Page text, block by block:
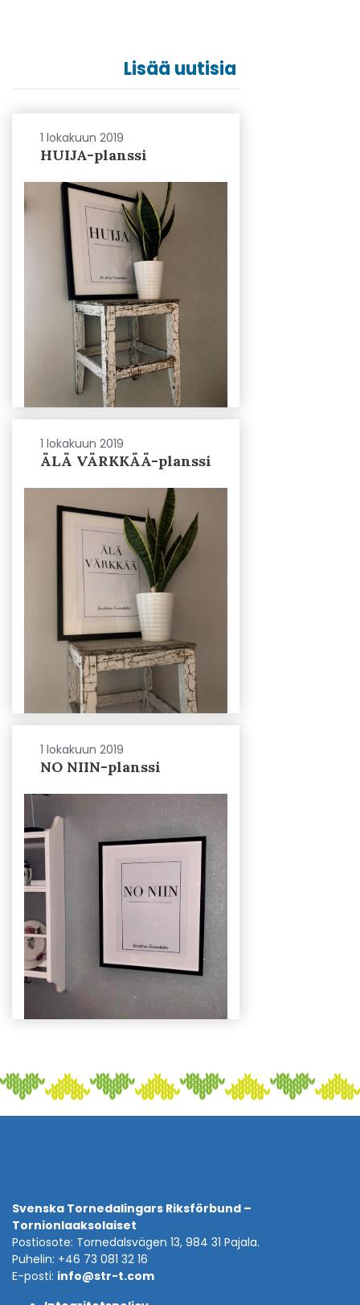
Lisää uutisia
1 lokakuun 2019
HUIJA-planssi
1 lokakuun 2019
ÄLÄ VÄRKKÄÄ-planssi
1 lokakuun 2019
NO NIIN-planssi
Svenska Tornedalingars Riksförbund –
Tornionlaaksolaiset
Postiosote: Tornedalsvägen 13, 984 31 Pajala.
Puhelin: +46 73 081 32 16
E-posti: info@str-t.com